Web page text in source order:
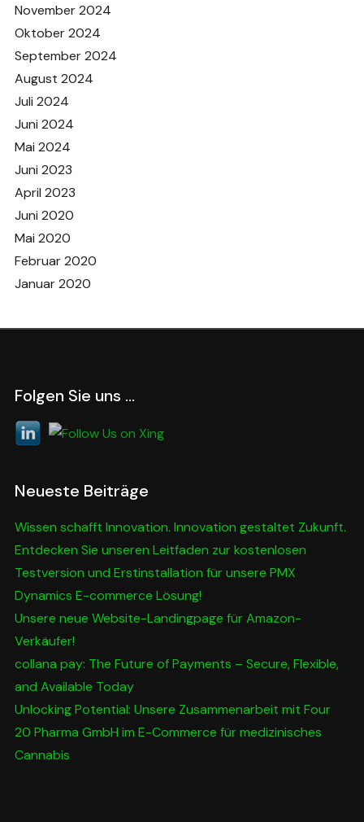
November 2024
Oktober 2024
September 2024
August 2024
Juli 2024
Juni 2024
Mai 2024
Juni 2023
April 2023
Juni 2020
Mai 2020
Februar 2020
Januar 2020
Folgen Sie uns …
Neueste Beiträge
Wissen schafft Innovation. Innovation gestaltet Zukunft.
Entdecken Sie unseren Leitfaden zur kostenlosen
Testversion und Erstinstallation für unsere PMX
Dynamics E-commerce Lösung!
Unsere neue Website-Landingpage für Amazon-
Verkäufer!
collana pay: The Future of Payments – Secure, Flexible,
and Available Today
Unlocking Potential: Unsere Zusammenarbeit mit Four
20 Pharma GmbH im E-Commerce für medizinisches
Cannabis